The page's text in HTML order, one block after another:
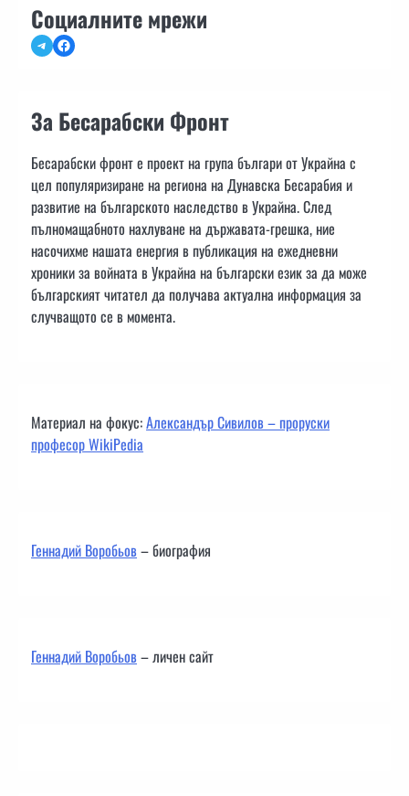
Социалните мрежи
TelegramFacebook
За Бесарабски Фронт
Бесарабски фронт е проект на група българи от Украйна с
цел популяризиране на региона на Дунавска Бесарабия и
развитие на българското наследство в Украйна. След
пълномащабното нахлуване на държавата-грешка, ние
насочихме нашата енергия в публикация на ежедневни
хроники за войната в Украйна на български език за да може
българският читател да получава актуална информация за
случващото се в момента.
Материал на фокус:Александър Сивилов – проруски
професор WikiPedia
Геннадий Воробьов– биография
Геннадий Воробьов– личен сайт